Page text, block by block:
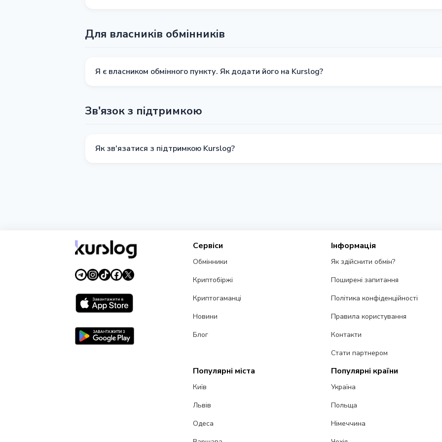
недостатньо інформативний, він може бути відхилений. Уточніть статус через
Для власників обмінників
Я є власником обмінного пункту. Як додати його на Kurslog?
@kurslog_partners
Зв'язок з підтримкою
Як зв'язатися з підтримкою Kurslog?
Сервіси
Обмінники
Криптобіржі
Криптогаманці
Новини
Блог
Інформація
Як здійснити обмін?
Поширені запитання
Політика конфіденційності
Правила користування
Контакти
Стати партнером
Популярні міста
Київ
Львів
Одеса
Популярні країни
Україна
Польща
Німеччина